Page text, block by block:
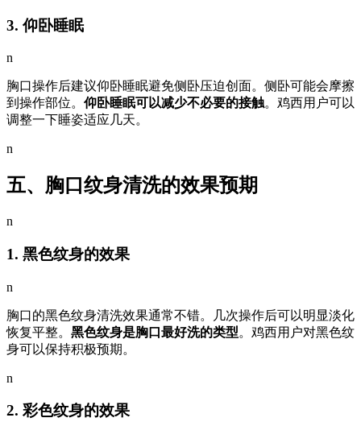
3. 仰卧睡眠
n
胸口操作后建议仰卧睡眠避免侧卧压迫创面。侧卧可能会摩擦
到操作部位。 仰卧睡眠可以减少不必要的接触。鸡西用户可以
调整一下睡姿适应几天。
n
五、胸口纹身清洗的效果预期
n
1. 黑色纹身的效果
n
胸口的黑色纹身清洗效果通常不错。几次操作后可以明显淡化
恢复平整。 黑色纹身是胸口最好洗的类型。鸡西用户对黑色纹
身可以保持积极预期。
n
2. 彩色纹身的效果